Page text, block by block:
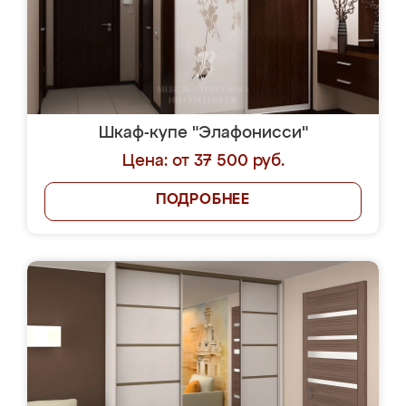
Шкаф-купе "Элафонисси"
Цена: от 37 500 руб.
ПОДРОБНЕЕ